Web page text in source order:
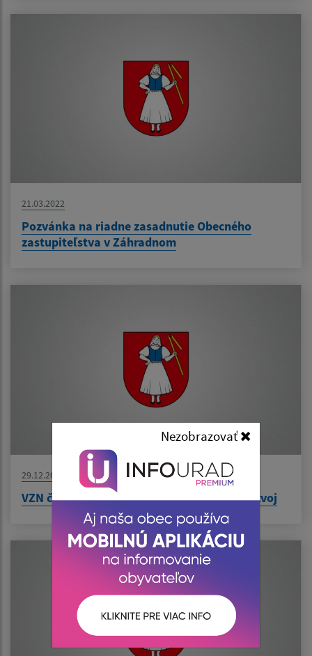
Nezobrazovať
21.03.2022
Pozvánka na riadne zasadnutie Obecného
zastupiteľstva v Záhradnom
29.12.2022
VZN č. 06/2022 o miestnom poplatku za rozvoj